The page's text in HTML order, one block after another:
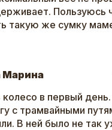
Пользуюсь
такую же сумку
Марина
колесо в первый день.
с трамвайными
В ней было не так